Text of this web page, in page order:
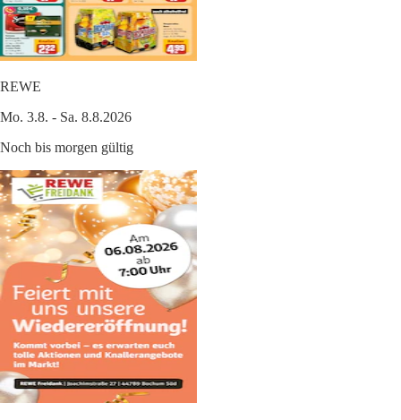
REWE
Mo. 3.8. - Sa. 8.8.2026
Noch bis morgen gültig